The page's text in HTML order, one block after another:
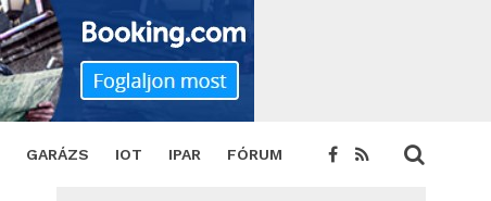
GARÁZS IOT IPAR FÓRUM